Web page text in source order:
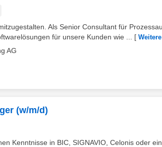
Als Senior Consultant für
für unsere Kunden wie ...
[
AG
(w/m/d)
Kenntnisse in BIC, SIGNAVIO, Celonis oder